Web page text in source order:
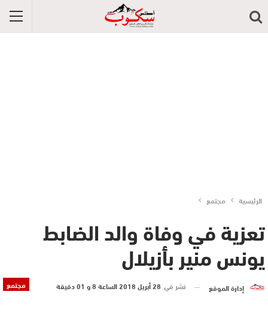
الرئيسية مجتمع
تعزية في وفاة والد الضابط
يونس منير بأزيلال
مجتمع إدارة الموقع نشر في 28 أبريل 2018 الساعة 8 و 01 دقيقة